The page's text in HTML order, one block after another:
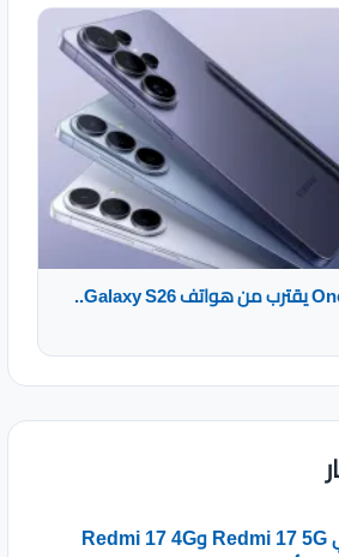
تحديث One UI 9 Beta 5 يقترب من هواتف Galaxy S26..
شاومي تطلق هاتفي Redmi 17 5G وRedmi 17 4G